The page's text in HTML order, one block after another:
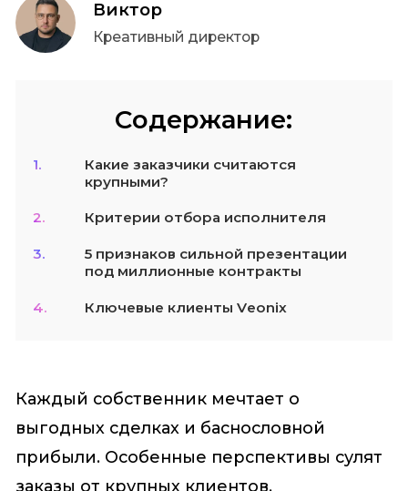
Виктор
Креативный директор
Содержание:
1.
Какие заказчики считаются
крупными?
2. Критерии отбора исполнителя
3.
5 признаков сильной презентации
под миллионные контракты
4. Ключевые клиенты Veonix
Каждый собственник мечтает о
выгодных сделках и баснословной
прибыли. Особенные перспективы сулят
заказы от крупных клиентов.